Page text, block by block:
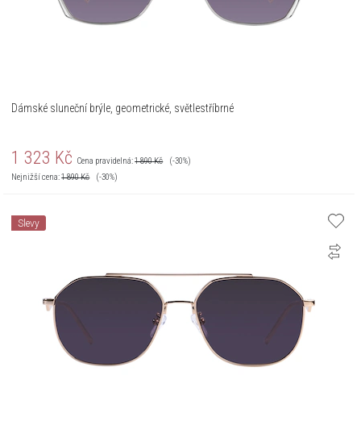
Dámské sluneční brýle, geometrické, světlestříbrné
1 323 Kč Cena pravidelná:1 890Kč
(-30%)
Nejnižší cena:1 890Kč (-30%)
Slevy